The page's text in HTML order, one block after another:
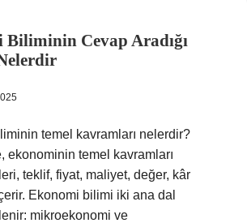
Biliminin Cevap Aradığı
temel kavramları nelerdir?
ekonominin temel kavramları
teklif, fiyat, maliyet, değer, kâr
Ekonomi bilimi iki ana dal
mikroekonomi ve